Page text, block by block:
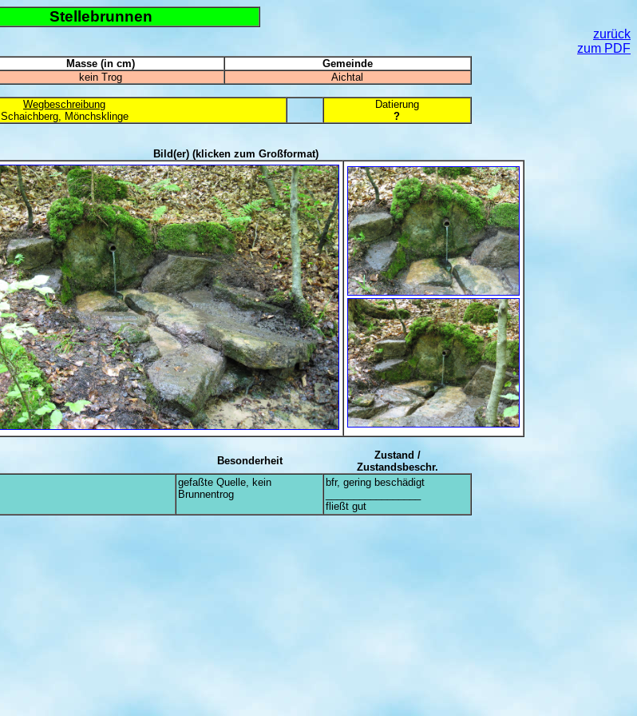
Stellebrunnen
zurück
zum PDF
Masse (in cm)
Gemeinde
kein Trog Aichtal
Wegbeschreibung
Schaichberg, Mönchsklinge
Datierung
?
Bild(er) (klicken zum Großformat)
Besonderheit
Zustand /
Zustandsbeschr.
gefaßte Quelle, kein
Brunnentrog
bfr, gering beschädigt
fließt gut